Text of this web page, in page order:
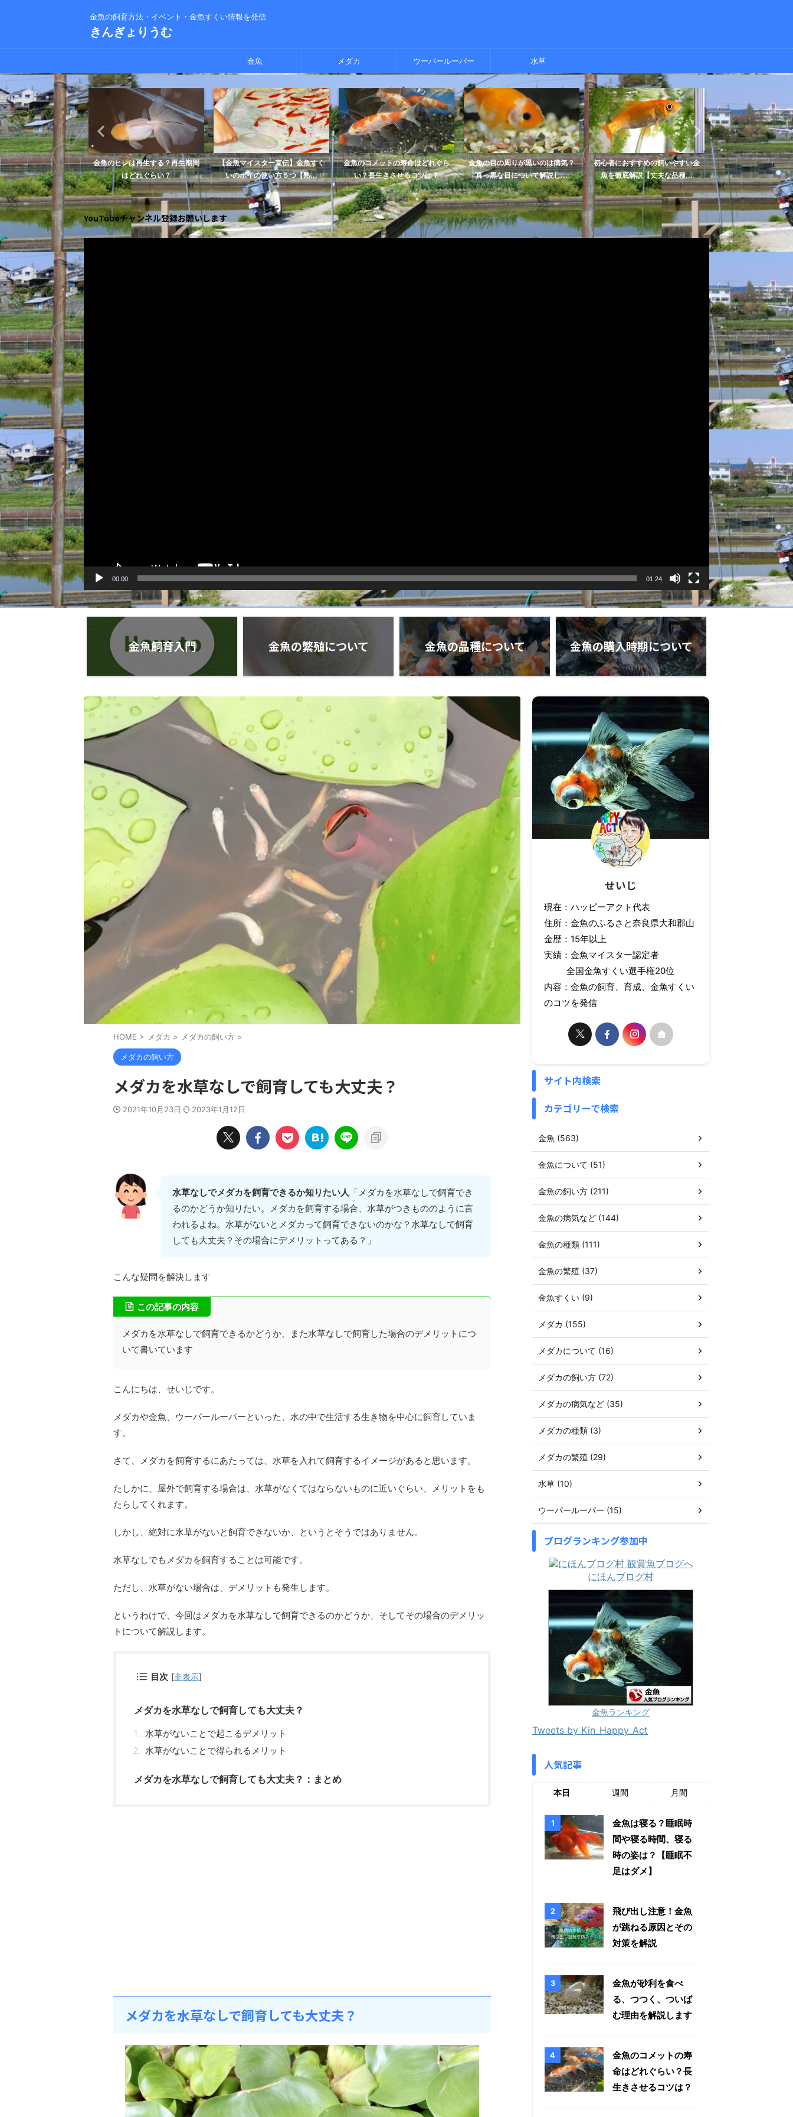
金魚の飼育方法・イベント・金魚すくい情報を発信
きんぎょりうむ
金魚 メダカ ウーパールーパー 水草
の治療に塩が効果的な
理由とは？
金魚のヒレは再生する？再生期間
はどれぐらい？
【金魚マイスター直伝】金魚すく
いのポイの使い方５つ【熟...
金魚のコメットの寿命はどれぐら
い？長生きさせるコツは？
金魚の目の周りが黒いのは病気？
真っ黒な目について解説し...
初心者におすすめの飼いやすい金
魚を徹底解説【丈夫な品種...
金魚の稚魚の成長速度
いか？【各時期の画
YouTubeチャンネル登録お願いします
動
画
プ
レ
ー
ヤ
ー
00:00 01:24
金魚飼育入門 金魚の繁殖について 金魚の品種について 金魚の購入時期について
HOME > メダカ > メダカの飼い方 >
メダカの飼い方
メダカを水草なしで飼育しても大丈夫？
2021年10月23日 2023年1月12日
水草なしでメダカを飼育できるか知りたい人 「メダカを水草なしで飼育でき
るのかどうか知りたい。メダカを飼育する場合、水草がつきもののように言
われるよね。水草がないとメダカって飼育できないのかな？水草なしで飼育
しても大丈夫？その場合にデメリットってある？」
こんな疑問を解決します
この記事の内容
メダカを水草なしで飼育できるかどうか、また水草なしで飼育した場合のデメリットにつ
いて書いています
こんにちは、せいじです。
メダカや金魚、ウーパールーパーといった、水の中で生活する生き物を中心に飼育していま
す。
さて、メダカを飼育するにあたっては、水草を入れて飼育するイメージがあると思います。
たしかに、屋外で飼育する場合は、水草がなくてはならないものに近いぐらい、メリットをも
たらしてくれます。
しかし、絶対に水草がないと飼育できないか、というとそうではありません。
水草なしでもメダカを飼育することは可能です。
ただし、水草がない場合は、デメリットも発生します。
というわけで、今回はメダカを水草なしで飼育できるのかどうか、そしてその場合のデメリッ
トについて解説します。
目次 [非表示]
メダカを水草なしで飼育しても大丈夫？
水草がないことで起こるデメリット
水草がないことで得られるメリット
メダカを水草なしで飼育しても大丈夫？：まとめ
メダカを水草なしで飼育しても大丈夫？
せいじ
現在：ハッピーアクト代表
住所：金魚のふるさと奈良県大和郡山
金歴：15年以上
実績：金魚マイスター認定者
全国金魚すくい選手権20位
内容：金魚の飼育、育成、金魚すくい
のコツを発信
サイト内検索
カテゴリーで検索
金魚 (563)
金魚について (51)
金魚の飼い方 (211)
金魚の病気など (144)
金魚の種類 (111)
金魚の繁殖 (37)
金魚すくい (9)
メダカ (155)
メダカについて (16)
メダカの飼い方 (72)
メダカの病気など (35)
メダカの種類 (3)
メダカの繁殖 (29)
水草 (10)
ウーパールーパー (15)
ブログランキング参加中
にほんブログ村
金魚ランキング
Tweets by Kin_Happy_Act
人気記事
本日 週間 月間
金魚は寝る？睡眠時
間や寝る時間、寝る
時の姿は？【睡眠不
足はダメ】
飛び出し注意！金魚
が跳ねる原因とその
対策を解説
金魚が砂利を食べ
る、つつく、ついば
む理由を解説します
金魚のコメットの寿
命はどれぐらい？長
生きさせるコツは？